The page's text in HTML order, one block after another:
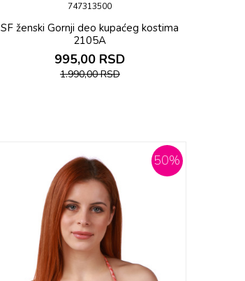
747313500
SF ženski Gornji deo kupaćeg kostima
2105A
995,00 RSD
1.990,00RSD
50%